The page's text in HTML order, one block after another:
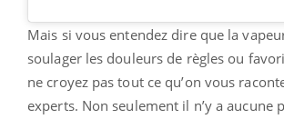
Mais si vous entendez dire que la
soulager les douleurs de règles ou
ne croyez pas tout ce qu’on vous
experts. Non seulement il n’y a aucune